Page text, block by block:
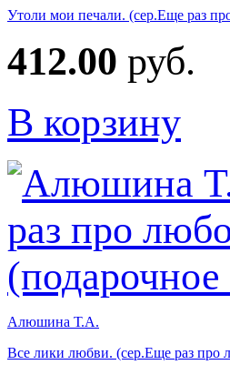
Утоли мои печали. (сер.Еще раз
412.00 руб.
В корзину
Алюшина Т.А.
Все лики любви. (сер.Еще раз